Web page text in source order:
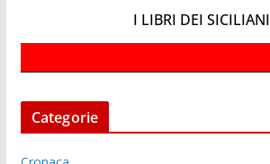
I LIBRI DEI SICILIANI
Categorie